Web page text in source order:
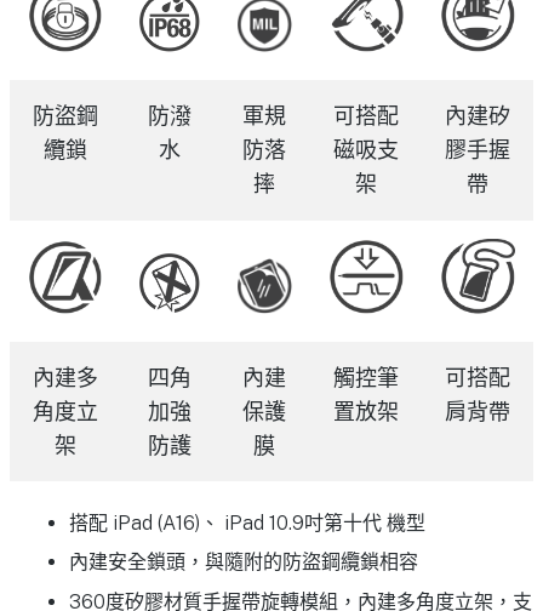
防盜鋼
纜鎖
防潑
水
軍規
防落
摔
可搭配
磁吸支
架
內建矽
膠手握
帶
內建多
角度立
架
四角
加強
防護
內建
保護
膜
觸控筆
置放架
可搭配
肩背帶
搭配 iPad (A16)、 iPad 10.9吋第十代 機型
內建安全鎖頭，與隨附的防盜鋼纜鎖相容
360度矽膠材質手握帶旋轉模組，內建多角度立架，支